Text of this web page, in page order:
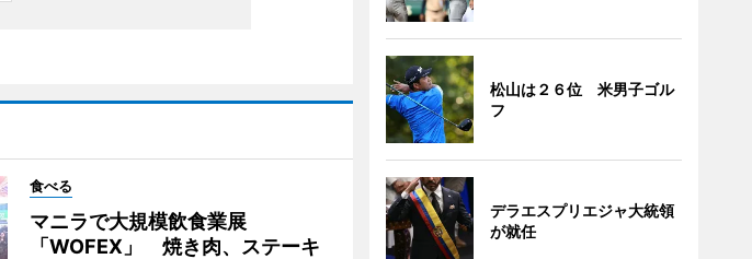
食べる
マニラで大規模飲食業展
「WOFEX」 焼き肉、ステーキ
松山は２６位 米男子ゴル
フ
デラエスプリエジャ大統領
が就任